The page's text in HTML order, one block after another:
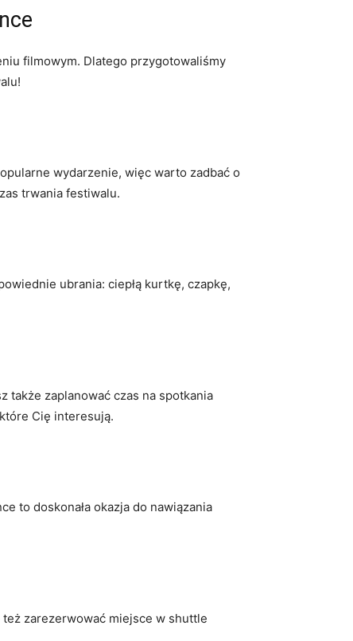
filmowym. Dlatego przygotowaliśmy
wydarzenie, więc warto zadbać o
trwania festiwalu.
ubrania: ciepłą kurtkę, czapkę,
także zaplanować czas na spotkania
Cię interesują.
to doskonała okazja do nawiązania
zarezerwować miejsce w shuttle